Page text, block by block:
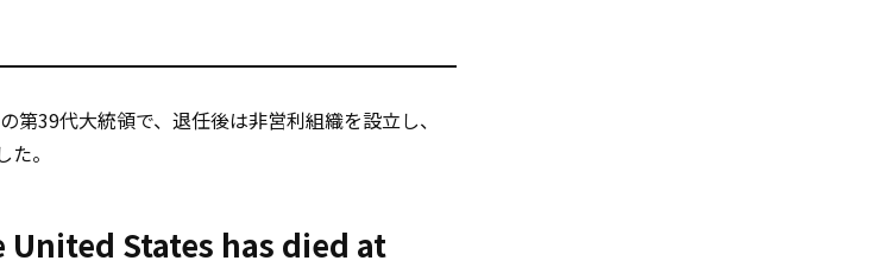
39代大統領で、退任後は非営利組織を設立し、
。
States has died at